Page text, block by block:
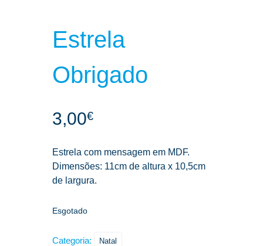
Estrela
Obrigado
3,00€
Estrela com mensagem em MDF.
Dimensões: 11cm de altura x 10,5cm
de largura.
Esgotado
Categoria: Natal